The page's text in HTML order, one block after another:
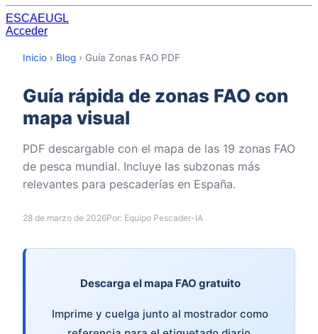
ESCAEUGL
Acceder
Inicio › Blog › Guía Zonas FAO PDF
Guía rápida de zonas FAO con
mapa visual
PDF descargable con el mapa de las 19 zonas FAO
de pesca mundial. Incluye las subzonas más
relevantes para pescaderías en España.
28 de marzo de 2026Por: Equipo Pescader-IA
Descarga el mapa FAO gratuito
Imprime y cuelga junto al mostrador como